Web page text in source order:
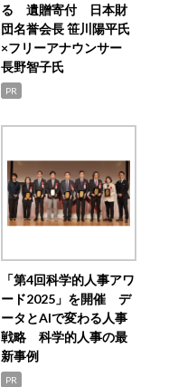
る 遺贈寄付 日本財
団名誉会長 笹川陽平氏
×フリーアナウンサー
長野智子氏
PR
「第4回科学的人事アワ
ード2025」を開催 デ
ータとAIで変わる人事
戦略 科学的人事の最
新事例
PR